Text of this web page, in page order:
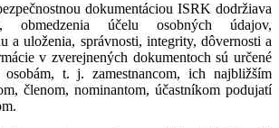
dokumentáciou ISRK dodržiava
obmedzenia účelu osobných údajov,
a uloženia, správnosti, integrity, dôvernosti a
v zverejnených dokumentoch sú určené
t. j. zamestnancom, ich najbližším
členom, nominantom, účastníkom podujatí